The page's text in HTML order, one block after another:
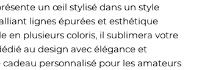
un œil stylisé dans un style
lignes épurées et esthétique
en plusieurs coloris, il sublimera votre
au design avec élégance et
personnalisé pour les amateurs